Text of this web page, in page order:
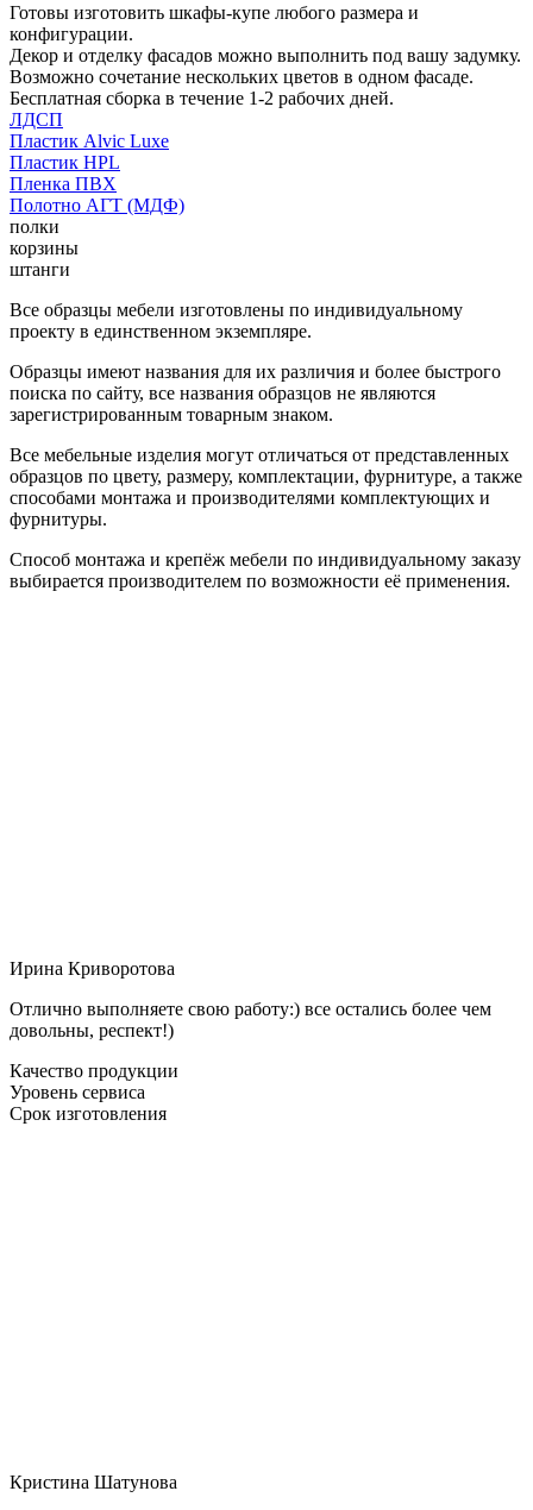
Готовы изготовить шкафы-купе любого размера и
конфигурации.
Декор и отделку фасадов можно выполнить под вашу задумку.
Возможно сочетание нескольких цветов в одном фасаде.
Бесплатная сборка в течение 1-2 рабочих дней.
ЛДСП
Пластик Alvic Luxe
Пластик HPL
Пленка ПВХ
Полотно АГТ (МДФ)
полки
корзины
штанги
Все образцы мебели изготовлены по индивидуальному
проекту в единственном экземпляре.
Образцы имеют названия для их различия и более быстрого
поиска по сайту, все названия образцов не являются
зарегистрированным товарным знаком.
Все мебельные изделия могут отличаться от представленных
образцов по цвету, размеру, комплектации, фурнитуре, а также
способами монтажа и производителями комплектующих и
фурнитуры.
Способ монтажа и крепёж мебели по индивидуальному заказу
выбирается производителем по возможности её применения.
Ирина Криворотова
Отлично выполняете свою работу:) все остались более чем
довольны, респект!)
Качество продукции
Уровень сервиса
Срок изготовления
Кристина Шатунова